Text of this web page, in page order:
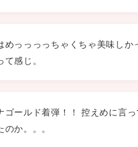
めっっっっちゃくちゃ美味し
感じ。
ゴールド着弾！！ 控えめに言
か。。。